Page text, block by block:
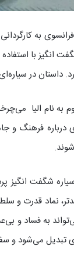
انگیز با استفاده
داستان در
به نام الیا
فرهنگ و
شگفت انگیز
نماد قدرت و
به فساد و
می‌شود و سفر